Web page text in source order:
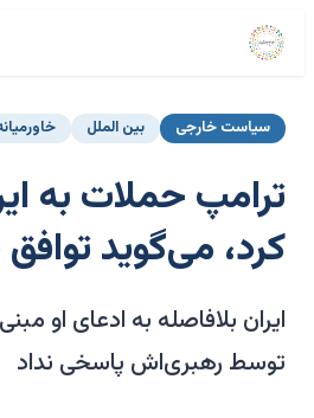
سیاست خارجی بین الملل
ترامپ حملات به
کرد، می‌گوید
ایران بلافاصله به ادعای او
توسط رهبری‌اش پاسخی نداد